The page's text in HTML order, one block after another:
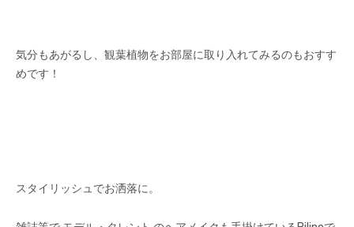
気分もあがるし、観葉植物をお部屋に取り入れてみるのもおすす
めです！
スタイリッシュでお洒落に。